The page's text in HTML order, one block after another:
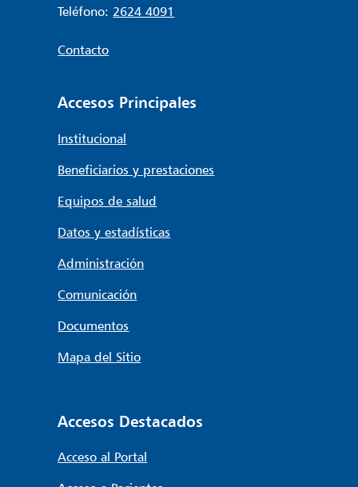
Teléfono: 2624 4091
Contacto
Accesos Principales
Institucional
Beneficiarios y prestaciones
Equipos de salud
Datos y estadísticas
Administración
Comunicación
Documentos
Mapa del Sitio
Accesos Destacados
Acceso al Portal